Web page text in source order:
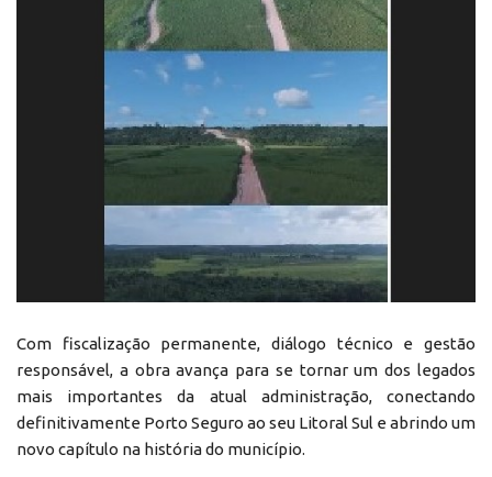
Com fiscalização permanente, diálogo técnico e gestão
responsável, a obra avança para se tornar um dos legados
mais importantes da atual administração, conectando
definitivamente Porto Seguro ao seu Litoral Sul e abrindo um
novo capítulo na história do município.